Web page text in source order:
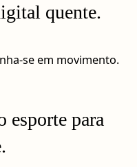
quente.
se em movimento.
esporte para